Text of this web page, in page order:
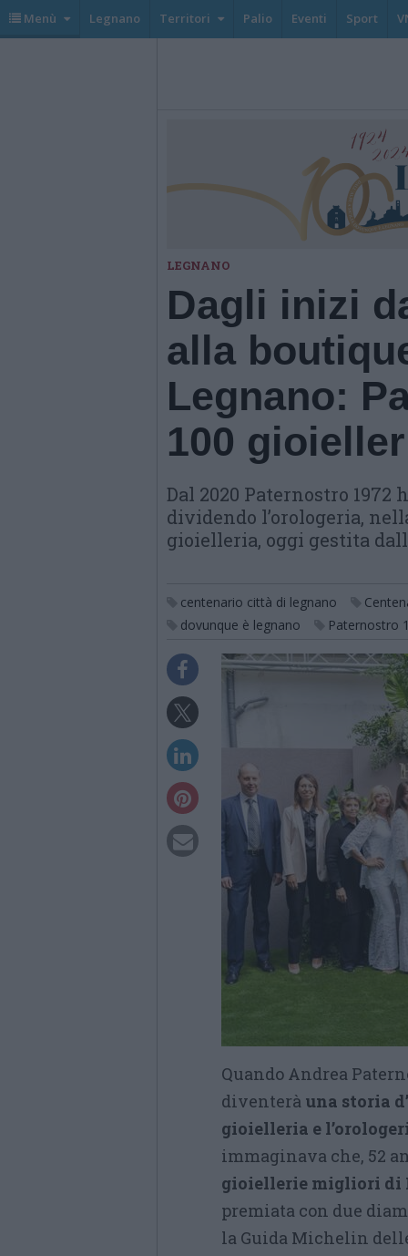
Menù Legnano Territori Palio Eventi Sport
LEGNANO
Dagli inizi
alla
Legnano:
100
Dal 2020 Paternostro
dividendo l’orologeria,
gioielleria, oggi gestita
centenario città di legnano
dovunque è legnano
Paternostro
Quando Andrea
diventerà una storia
gioielleria e
immaginava che, 52
gioiellerie migliori di
premiata con due
la Guida Michelin